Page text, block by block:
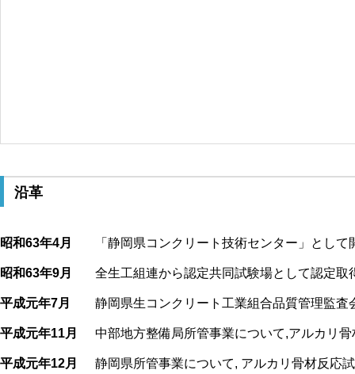
沿革
昭和63年4月 「静岡県コンクリート技術センター」として
昭和63年9月 全生工組連から認定共同試験場として認定取
平成元年7月 静岡県生コンクリート工業組合品質管理監査
平成元年11月 中部地方整備局所管事業について,アルカリ
平成元年12月 静岡県所管事業について, アルカリ骨材反応